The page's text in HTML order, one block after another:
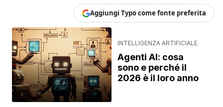
Aggiungi Typo come fonte preferita
INTELLIGENZA ARTIFICIALE
Agenti AI: cosa
sono e perché il
2026 è il loro anno